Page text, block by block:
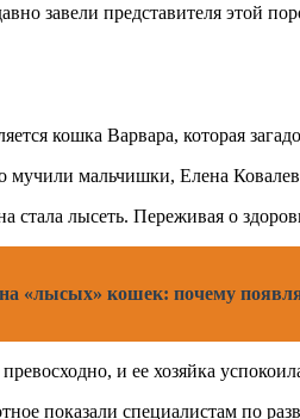
завели представителя этой
кошка Варвара, которая
мучили мальчишки, Елена
стала лысеть. Переживая о
«лысых» кошек: почему
и ее хозяйка
показали специалистам по